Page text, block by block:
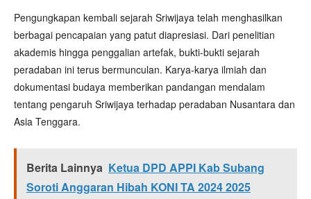
Pengungkapan kembali sejarah Sriwijaya telah menghasilkan
berbagai pencapaian yang patut diapresiasi. Dari penelitian
akademis hingga penggalian artefak, bukti-bukti sejarah
peradaban ini terus bermunculan. Karya-karya ilmiah dan
dokumentasi budaya memberikan pandangan mendalam
tentang pengaruh Sriwijaya terhadap peradaban Nusantara dan
Asia Tenggara.
Berita Lainnya Ketua DPD APPI Kab Subang
Soroti Anggaran Hibah KONI TA 2024 2025